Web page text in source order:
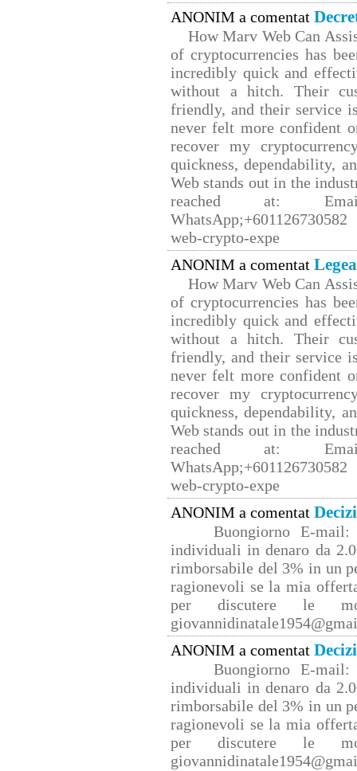
ANONIM a comentat
How Marv Web Can
of cryptocurrencies has
incredibly quick and
without a hitch. Their
friendly, and their service
never felt more confident
recover my
quickness, dependability,
Web stands out in the
reached at: Email
web-crypto-expe
ANONIM a comentat
How Marv Web Can
of cryptocurrencies has
incredibly quick and
without a hitch. Their
friendly, and their service
never felt more confident
recover my
quickness, dependability,
Web stands out in the
reached at: Email
web-crypto-expe
ANONIM a comentat
Buongiorno E-mail:
individuali in denaro da
rimborsabile del 3% in un
ragionevoli se la mia
per discutere le
ANONIM a comentat
Buongiorno E-mail:
individuali in denaro da
rimborsabile del 3% in un
ragionevoli se la mia
per discutere le